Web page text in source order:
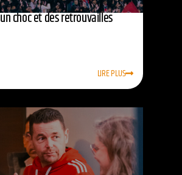
un choc et des retrouvailles
LIRE PLUS